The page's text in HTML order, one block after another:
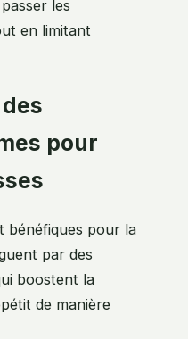
les
en limitant
pour
bénéfiques pour la
par des
boostent la
de manière